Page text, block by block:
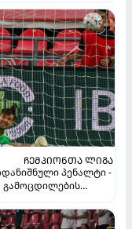
ᲩᲔᲛᲞᲘᲝᲜᲗᲐ ᲚᲘᲒᲐ
პენალტი -
გამოცდილების